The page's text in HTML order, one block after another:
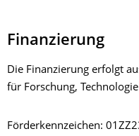
Finanzierung
Die Finanzierung erfolgt
für Forschung,
Förderkennzeichen: